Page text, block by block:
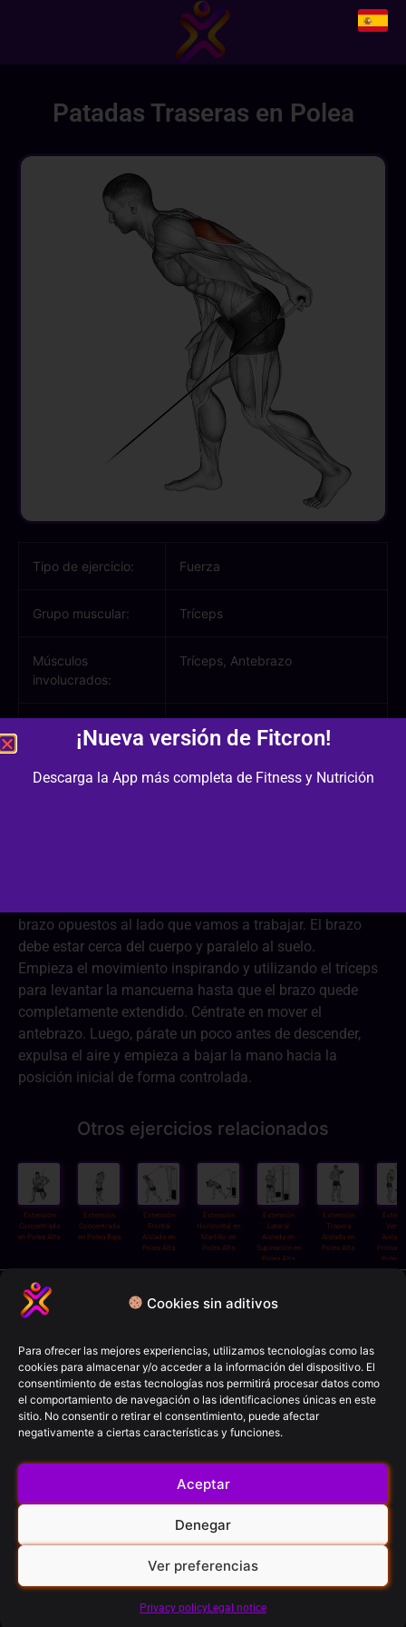
Cookies sin aditivos
Para ofrecer las mejores experiencias, utilizamos tecnologías como las
cookies para almacenar y/o acceder a la información del dispositivo. El
consentimiento de estas tecnologías nos permitirá procesar datos como
el comportamiento de navegación o las identificaciones únicas en este
sitio. No consentir o retirar el consentimiento, puede afectar
negativamente a ciertas características y funciones.
Aceptar
Denegar
Ver preferencias
Privacy policyLegal notice
Patadas Traseras en Polea
Tipo de ejercicio: Fuerza
Grupo muscular: Tríceps
Músculos
involucrados:
Tríceps, Antebrazo
Equipamiento /
Material:
Polea
brazo opuestos al lado que vamos a trabajar. El brazo
debe estar cerca del cuerpo y paralelo al suelo.
Empieza el movimiento inspirando y utilizando el tríceps
para levantar la mancuerna hasta que el brazo quede
completamente extendido. Céntrate en mover el
antebrazo. Luego, párate un poco antes de descender,
expulsa el aire y empieza a bajar la mano hacia la
posición inicial de forma controlada.
Otros ejercicios relacionados
Extensión
Concentrada
en Polea Alta
Extensión
Concentrada
en Polea Baja
Extensión
Frontal
Aislada en
Polea Alta
Extensión
Horizontal en
Martillo en
Polea Alta
Extensión
Lateral
Aislada en
Supinación en
Polea Alta
Extensión
Trasera
Aislada en
Polea Alta
Aislada
Polea
Política de cookies
Aviso Legal
FitCron (2026)
Contacto
RRSS
¡Nueva versión de Fitcron!
Descarga la App más completa de Fitness y Nutrición